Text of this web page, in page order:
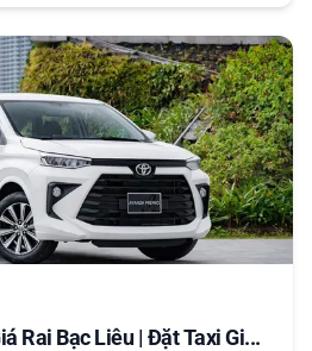
Rai Bạc Liêu | Đặt Taxi Gi...